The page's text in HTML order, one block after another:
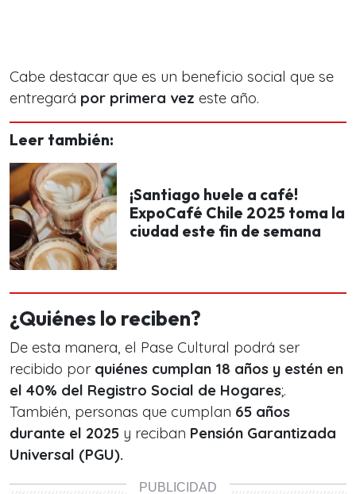
Cabe destacar que es un beneficio social que se
entregará por primera vez este año.
Leer también:
¡Santiago huele a café!
ExpoCafé Chile 2025 toma la
ciudad este fin de semana
¿Quiénes lo reciben?
De esta manera, el Pase Cultural podrá ser
recibido por quiénes cumplan 18 años y estén en
el 40% del Registro Social de Hogares;.
También, personas que cumplan 65 años
durante el 2025 y reciban Pensión Garantizada
Universal (PGU).